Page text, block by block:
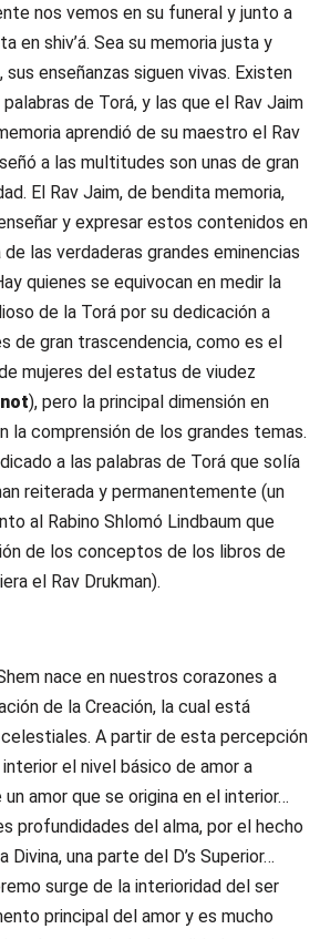
nos vemos en su funeral y junto a
en shiv’á. Sea su memoria justa y
enseñanzas siguen vivas. Existen
de Torá, y las que el Rav Jaim
aprendió de su maestro el Rav
a las multitudes son unas de gran
El Rav Jaim, de bendita memoria,
y expresar estos contenidos en
de las verdaderas grandes eminencias
quienes se equivocan en medir la
de la Torá por su dedicación a
de gran trascendencia, como es el
mujeres del estatus de viudez
), pero la principal dimensión en
la comprensión de los grandes temas.
a las palabras de Torá que solía
reiterada y permanentemente (un
al Rabino Shlomó Lindbaum que
de los conceptos de los libros de
el Rav Drukman).
nace en nuestros corazones a
de la Creación, la cual está
A partir de esta percepción
el nivel básico de amor a
amor que se origina en el interior…
profundidades del alma, por el hecho
Divina, una parte del D’s Superior…
surge de la interioridad del ser
principal del amor y es mucho